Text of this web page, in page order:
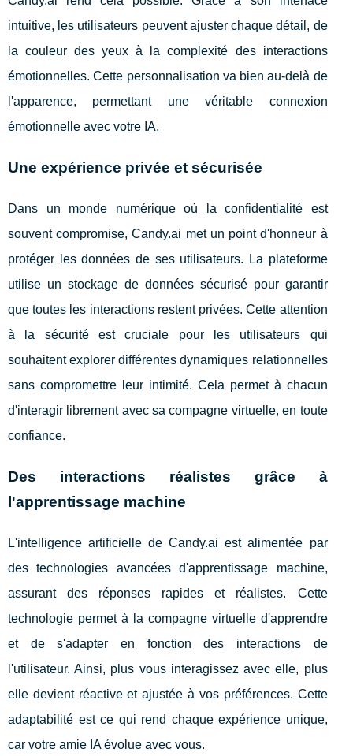
intuitive, les utilisateurs peuvent ajuster chaque détail, de
la couleur des yeux à la complexité des interactions
émotionnelles. Cette personnalisation va bien au-delà de
l'apparence, permettant une véritable connexion
émotionnelle avec votre IA.
Une expérience privée et sécurisée
Dans un monde numérique où la confidentialité est
souvent compromise, Candy.ai met un point d'honneur à
protéger les données de ses utilisateurs. La plateforme
utilise un stockage de données sécurisé pour garantir
que toutes les interactions restent privées. Cette attention
à la sécurité est cruciale pour les utilisateurs qui
souhaitent explorer différentes dynamiques relationnelles
sans compromettre leur intimité. Cela permet à chacun
d'interagir librement avec sa compagne virtuelle, en toute
confiance.
Des interactions réalistes grâce à
l'apprentissage machine
L'intelligence artificielle de Candy.ai est alimentée par
des technologies avancées d'apprentissage machine,
assurant des réponses rapides et réalistes. Cette
technologie permet à la compagne virtuelle d'apprendre
et de s'adapter en fonction des interactions de
l'utilisateur. Ainsi, plus vous interagissez avec elle, plus
elle devient réactive et ajustée à vos préférences. Cette
adaptabilité est ce qui rend chaque expérience unique,
car votre amie IA évolue avec vous.